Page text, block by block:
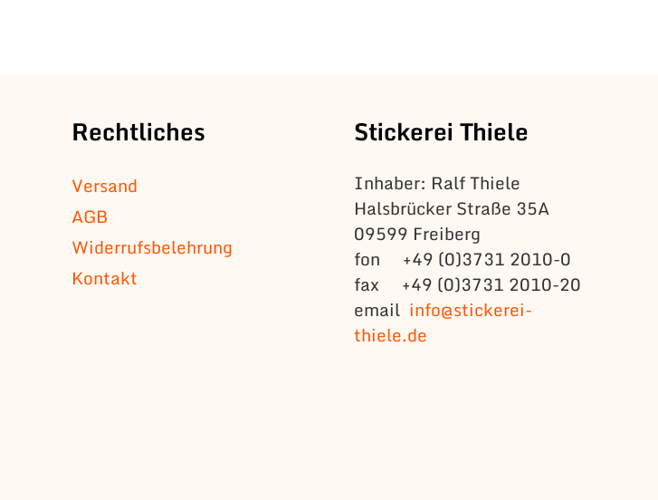
Rechtliches
Versand
AGB
Widerrufsbelehrung
Kontakt
Stickerei Thiele
Inhaber: Ralf Thiele
Halsbrücker Straße 35A
09599 Freiberg
fon +49 (0)3731 2010-0
fax +49 (0)3731 2010-20
email info@stickerei-
thiele.de